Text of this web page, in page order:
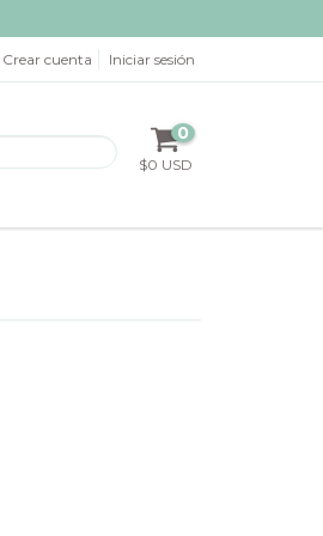
Crear cuenta Iniciar sesión
0
$0 USD